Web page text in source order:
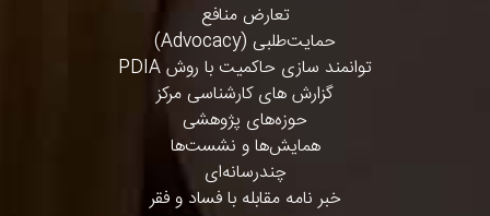
تعارض منافع
حمایت‌طلبی (Advocacy)
توانمند سازی حاکمیت با روش PDIA
گزارش های کارشناسی مرکز
حوزه‌های پژوهشی
همایش‌ها و نشست‌ها
چندرسانه‌ای
خبر نامه مقابله با فساد و فقر